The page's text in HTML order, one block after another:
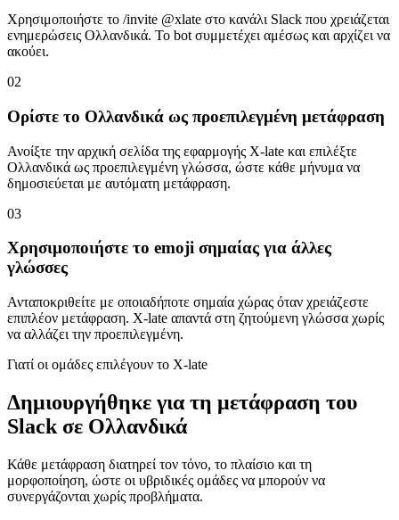
Χρησιμοποιήστε το /invite @xlate στο κανάλι Slack που χρειάζεται
ενημερώσεις Ολλανδικά. Το bot συμμετέχει αμέσως και αρχίζει να
ακούει.
02
Ορίστε το Ολλανδικά ως προεπιλεγμένη μετάφραση
Ανοίξτε την αρχική σελίδα της εφαρμογής X-late και επιλέξτε
Ολλανδικά ως προεπιλεγμένη γλώσσα, ώστε κάθε μήνυμα να
δημοσιεύεται με αυτόματη μετάφραση.
03
Χρησιμοποιήστε το emoji σημαίας για άλλες
γλώσσες
Ανταποκριθείτε με οποιαδήποτε σημαία χώρας όταν χρειάζεστε
επιπλέον μετάφραση. X-late απαντά στη ζητούμενη γλώσσα χωρίς
να αλλάζει την προεπιλεγμένη.
Γιατί οι ομάδες επιλέγουν το X-late
Δημιουργήθηκε για τη μετάφραση του
Slack σε Ολλανδικά
Κάθε μετάφραση διατηρεί τον τόνο, το πλαίσιο και τη
μορφοποίηση, ώστε οι υβριδικές ομάδες να μπορούν να
συνεργάζονται χωρίς προβλήματα.